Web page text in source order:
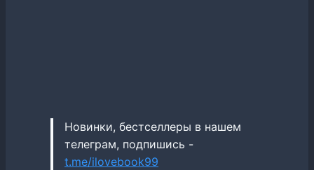
Новинки, бестселлеры в нашем
телеграм, подпишись -
t.me/ilovebook99